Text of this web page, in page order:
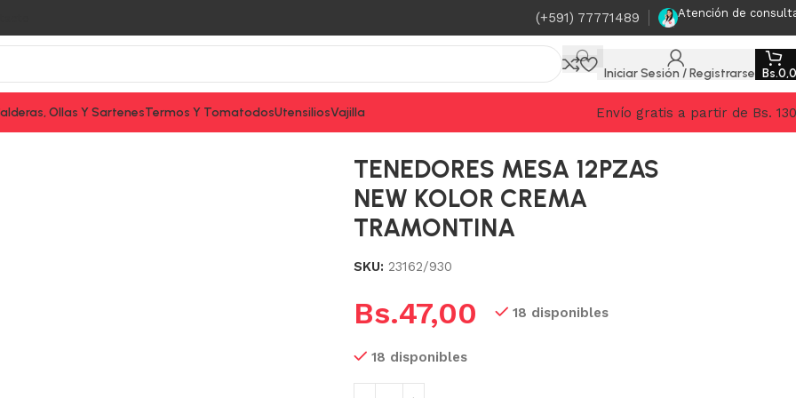
(+591) 77771489 Atención de
Iniciar Sesión / Registrarse Bs.
Ollas Y SartenesTermos Y TomatodosUtensiliosVajilla
Envío gratis a partir de Bs.
TENEDORES MESA 12PZAS
NEW KOLOR CREMA
TRAMONTINA
SKU: 23162/930
Bs.47,00 18 disponibles
18 disponibles